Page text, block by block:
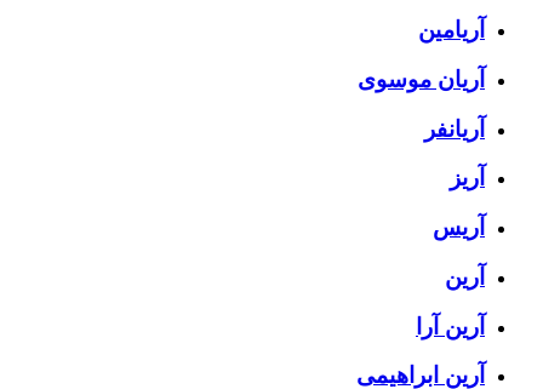
آریامین
آریان موسوی
آریانفر
آریز
آریس
آرین
آرین آرا
آرین ابراهیمی